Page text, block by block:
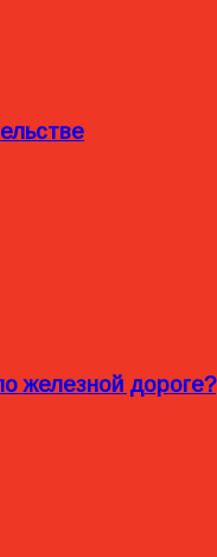
железной дороге?